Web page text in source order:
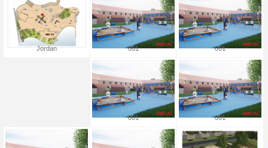
katalóg
LarsLaj Worldwide
Lars Laj on Facebook
Jordan 001 001
001 001